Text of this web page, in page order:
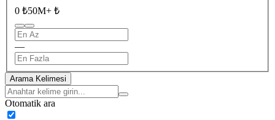
0 ₺50M+ ₺
—
Arama Kelimesi
Otomatik ara